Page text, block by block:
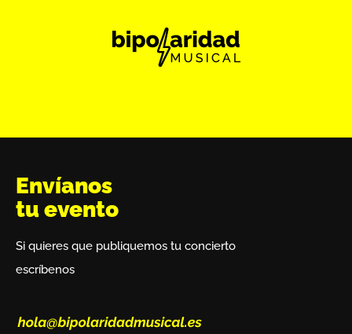
Envíanos
tu evento
Si quieres que publiquemos tu concierto
escríbenos